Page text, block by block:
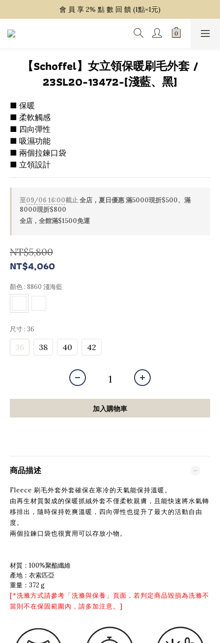
~ 單 筆 消 費 滿 $ 1 5 0 0 免 運 費 ~
會 員 享 2% 點 數 回 饋 (1點=1元)
~ 單 筆 消 費 滿 $ 1 5 0 0 免 運 費 ~
【Schoffel】女立領保暖刷毛外套 /
23SL20-13472-[淺藍、黑]
■ 保暖
■ 柔軟觸感
■ 四向彈性
■ 吸濕功能
■ 兩個拉鍊口袋
■ 立領設計
至09/06 16:00截止全店，夏日優惠 滿5000現折$500、滿
8000現折$800
全店，全館滿$1500免運
NT$5,800
NT$4,060
顏色 : 8860 淺海藍
尺寸 : 36
36 38 40 42
加入購物車
商品描述
Fleece 刷毛外套外套確保在寒冷的天氣能保持溫暖。
由再生材質製成的保暖抓絨外套不僅柔軟親膚，且能快速將水氣轉
移排出，隨時保持乾爽溫暖，四向彈性也提升了最大的活動自由
度。
兩個拉鍊口袋也很實用可以存放小物。
材質：100%聚酯纖維
產地：衣索匹亞
重量：372 g
[*洗滌方式請參考「洗滌與保養 」頁面，若判定商品毀損為洗滌不
當則不在保固範圍內，請多加注意。]